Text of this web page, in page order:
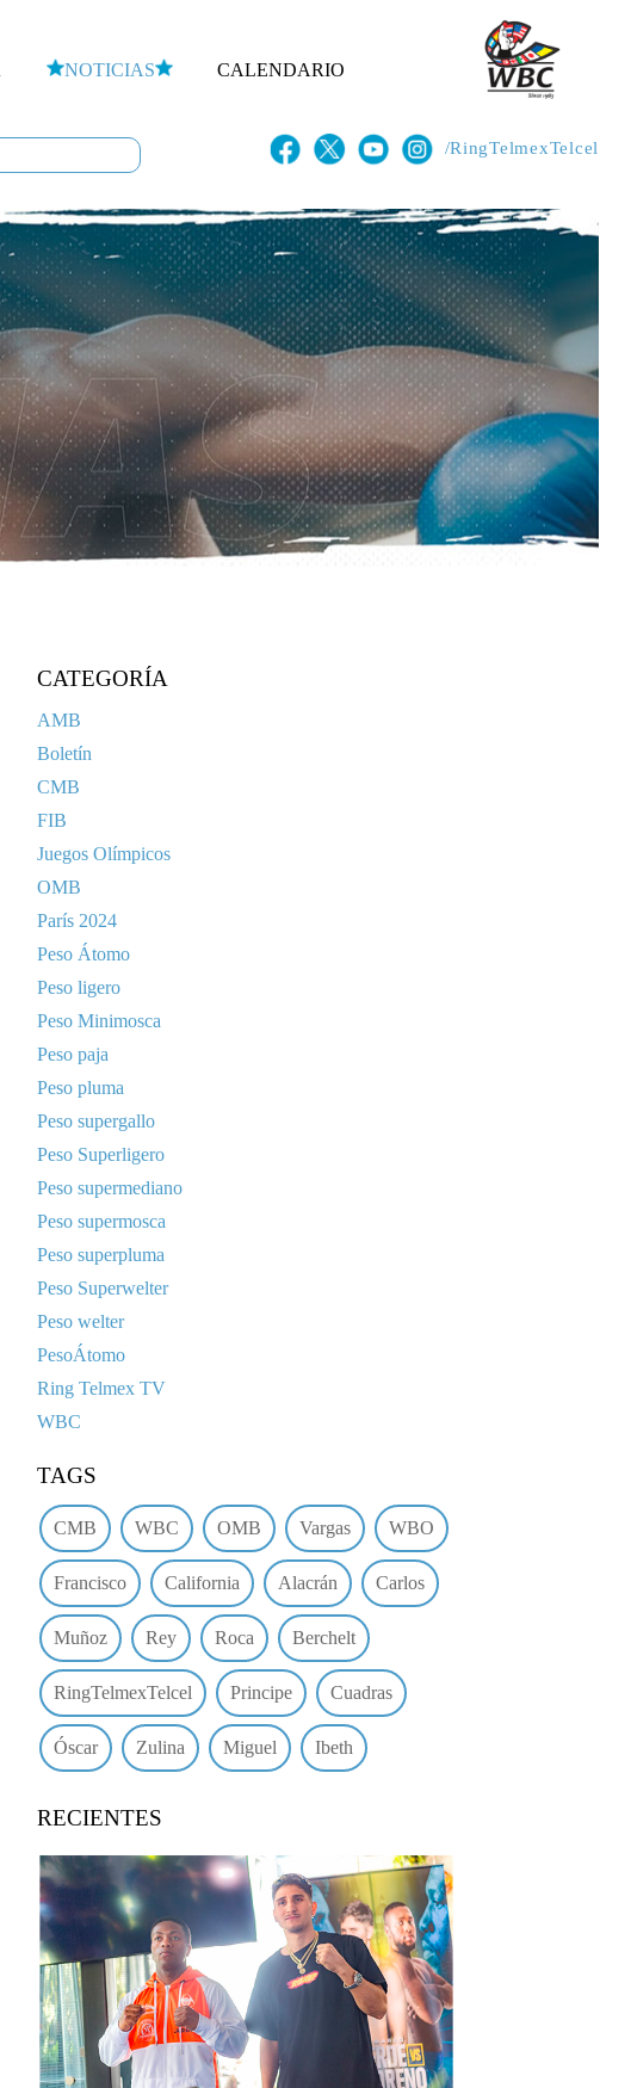
NOTICIAS CALENDARIO
/RingTelmexTelcel
CATEGORÍA
AMB
Boletín
CMB
FIB
Juegos Olímpicos
OMB
París 2024
Peso Átomo
Peso ligero
Peso Minimosca
Peso paja
Peso pluma
Peso supergallo
Peso Superligero
Peso supermediano
Peso supermosca
Peso superpluma
Peso Superwelter
Peso welter
PesoÁtomo
Ring Telmex TV
WBC
TAGS
CMB WBC OMB Vargas WBO
Francisco California Alacrán Carlos
Muñoz Rey Roca Berchelt
RingTelmexTelcel Principe Cuadras
Óscar Zulina Miguel Ibeth
RECIENTES